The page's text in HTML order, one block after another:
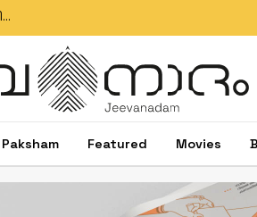
ഇഗ്‌നേഷ്യസ് ഗൊൺസാൽവസിനും ജോസ് ആന്റണിക്കും പേപ്പൽ ഷെവലിയർ പദവി
Paksham Featured Movies